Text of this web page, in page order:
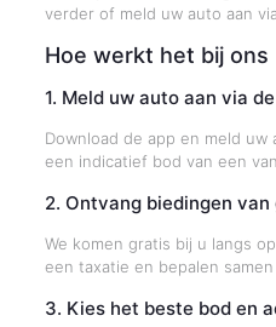
verder of meld uw auto aan
Hoe werkt het bij ons
1. Meld uw auto aan via
Download de app en meld
een indicatief bod van een
2. Ontvang biedingen
We komen gratis bij u langs
een taxatie en bepalen
3. Kies het beste bod en